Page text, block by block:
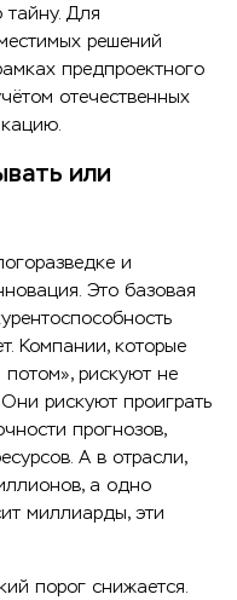
Для
решений
предпроектного
отечественных
или
и
Это базовая
Компании, которые
рискуют не
рискуют проиграть
прогнозов,
А в отрасли,
а одно
миллиарды, эти
порог снижается.